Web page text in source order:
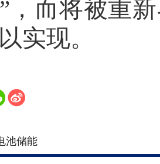
，而将被重
实现。
池储能